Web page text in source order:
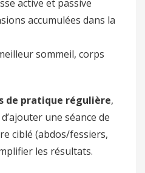
active et passive
accumulées dans la
sommeil, corps
de pratique régulière,
une séance de
ciblé (abdos/fessiers,
les résultats.